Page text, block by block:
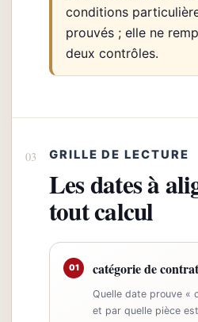
conditions
prouvés ; elle ne
deux contrôles.
GRILLE DE LECTURE
Les dates à
tout calcul
01 catégorie de contrat
Quelle date prouve «
et par quelle pièce